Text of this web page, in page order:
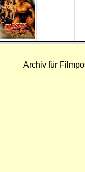
Archiv für